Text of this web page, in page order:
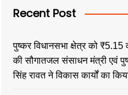
Recent Post
पुष्कर विधानसभा क्षेत्र को ₹5.15
की सौगातजल संसाधन मंत्री एवं
सिंह रावत ने विकास कार्यों का